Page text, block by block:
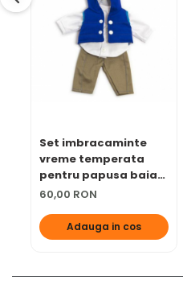
Set imbracaminte
vreme temperata
pentru papusa baiat
32 cm
60,00 RON
Adauga in cos